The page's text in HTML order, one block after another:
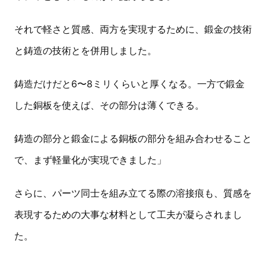
それで軽さと質感、両方を実現するために、鍛金の技術
と鋳造の技術とを併用しました。
鋳造だけだと6〜8ミリくらいと厚くなる。一方で鍛金
した銅板を使えば、その部分は薄くできる。
鋳造の部分と鍛金による銅板の部分を組み合わせること
で、まず軽量化が実現できました」
さらに、パーツ同士を組み立てる際の溶接痕も、質感を
表現するための大事な材料として工夫が凝らされまし
た。